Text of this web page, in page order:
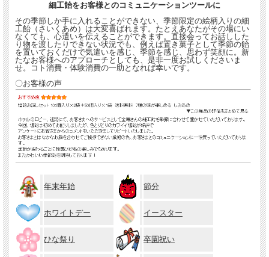
細工飴をお客様とのコミュニケーションツールに
その季節しか手に入れることができない、季節限定の絵柄入りの細
工飴（さいくあめ）は大変喜ばれます。たとえあなたがその場にい
なくても、心遣いを伝えることができます。直接会ってお話しした
り物を渡したりできない状況でも、例えば置き菓子として季節の飴
を置いておくだけで気遣いを感じ、季節を感じ、思わず笑顔に。新
たなお客様へのアプローチとしても、是非一度お試しくださいま
せ。コト消費・体験消費の一助となれば幸いです。
〇お客様の声
年末年始 節分
ホワイトデー イースター
ひな祭り 卒園祝い